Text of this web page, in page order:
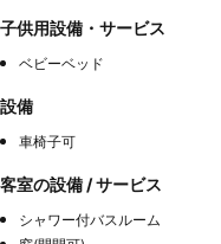
子供用設備・サービス
ベビーベッド
設備
車椅子可
客室の設備 / サービス
シャワー付バスルーム